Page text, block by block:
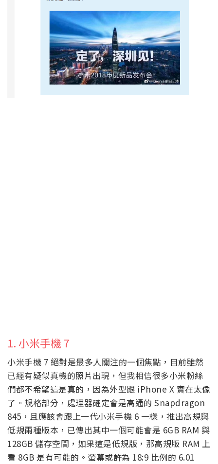
1. 小米手機 7
小米手機 7 絕對是最多人關注的一個焦點，目前雖然
已經有疑似真機的照片出現，但我相信很多小米粉絲
們都不希望這是真的，因為外型跟 iPhone X 實在太像
了。規格部分，處理器確定會是高通的 Snapdragon
845，且應該會跟上一代小米手機 6 一樣，推出高規與
低規兩種版本，已傳出其中一個可能會是 6GB RAM 與
128GB 儲存空間，如果這是低規版，那高規版 RAM 上
看 8GB 是有可能的。螢幕或許為 18:9 比例的 6.01